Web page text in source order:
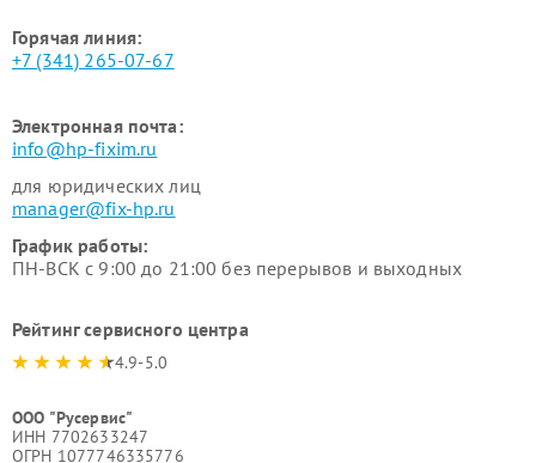
Горячая линия:
+7 (341) 265-07-67
Электронная почта:
info@hp-fixim.ru
для юридических лиц
manager@fix-hp.ru
График работы:
ПН-ВСК с 9:00 до 21:00 без перерывов и выходных
Рейтинг сервисного центра
4.9-5.0
ООО "Русервис"
ИНН 7702633247
ОГРН 1077746335776